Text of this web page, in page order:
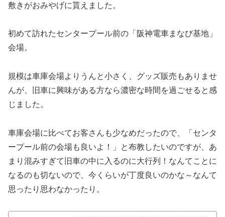
敷きがおみやげに貰えました。
初めて訪れたセンタープール前の「阪神電車まなび基地」
会場。
規模は車庫会場よりうんと小さく、グッズ販売もありませ
んが、旧車に興味がある方なら濃密な時間を過ごせると感
じました。
車庫会場に比べてお客さんも少なめだったので、「センタ
ープール前の会場も良いよ！」と布教したいのですが、あ
まり混みすぎて旧車の中に入るのに大行列！なんてことに
なるのも切ないので、今くらいが丁度良いのかな～なんて
思ったり思わなかったり。